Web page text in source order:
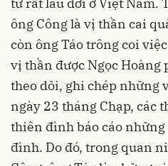
ông Công là vị thần cai
còn ông Táo trông coi
vị thần được Ngọc Hoàng
theo dõi, ghi chép những
ngày 23 tháng Chạp, các
thiên đình báo cáo những
đình. Do đó, trong quan